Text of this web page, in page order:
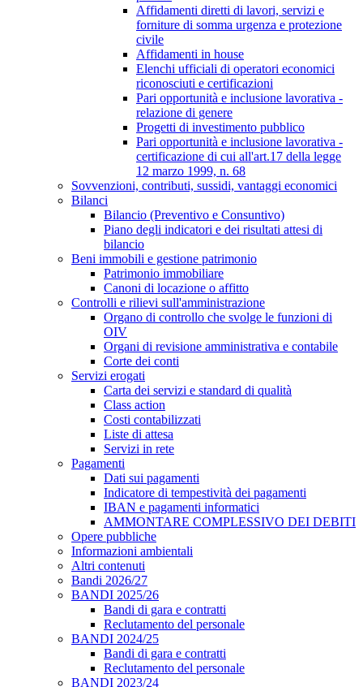
Affidamenti diretti di lavori, servizi e
forniture di somma urgenza e protezione
civile
Affidamenti in house
Elenchi ufficiali di operatori economici
riconosciuti e certificazioni
Pari opportunità e inclusione lavorativa -
relazione di genere
Progetti di investimento pubblico
Pari opportunità e inclusione lavorativa -
certificazione di cui all'art.17 della legge
12 marzo 1999, n. 68
Sovvenzioni, contributi, sussidi, vantaggi economici
Bilanci
Bilancio (Preventivo e Consuntivo)
Piano degli indicatori e dei risultati attesi di
bilancio
Beni immobili e gestione patrimonio
Patrimonio immobiliare
Canoni di locazione o affitto
Controlli e rilievi sull'amministrazione
Organo di controllo che svolge le funzioni di
OIV
Organi di revisione amministrativa e contabile
Corte dei conti
Servizi erogati
Carta dei servizi e standard di qualità
Class action
Costi contabilizzati
Liste di attesa
Servizi in rete
Pagamenti
Dati sui pagamenti
Indicatore di tempestività dei pagamenti
IBAN e pagamenti informatici
AMMONTARE COMPLESSIVO DEI DEBITI
Opere pubbliche
Informazioni ambientali
Altri contenuti
Bandi 2026/27
BANDI 2025/26
Bandi di gara e contratti
Reclutamento del personale
BANDI 2024/25
Bandi di gara e contratti
Reclutamento del personale
BANDI 2023/24